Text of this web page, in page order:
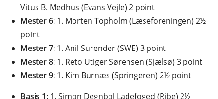
Vitus B. Medhus (Evans Vejle) 2 point
Mester 6: 1. Morten Topholm (Læseforeningen) 2½
point
Mester 7: 1. Anil Surender (SWE) 3 point
Mester 8: 1. Reto Utiger Sørensen (Sjælsø) 3 point
Mester 9: 1. Kim Burnæs (Springeren) 2½ point
Basis 1: 1. Simon Degnbol Ladefoged (Ribe) 2½